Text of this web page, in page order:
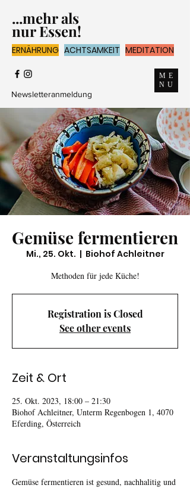
...mehr als
nur Essen!
ERNÄHRUNG ACHTSAMKEIT MEDITATION
Newsletteranmeldung
ME
NU
Gemüse fermentieren
Mi., 25. Okt.
  |
Biohof Achleitner
Methoden für jede Küche!
Registration is Closed
See other events
Zeit & Ort
25. Okt. 2023, 18:00 – 21:30
Biohof Achleitner, Unterm Regenbogen 1, 4070
Eferding, Österreich
Veranstaltungsinfos
Gemüse fermentieren ist gesund, nachhalitig und